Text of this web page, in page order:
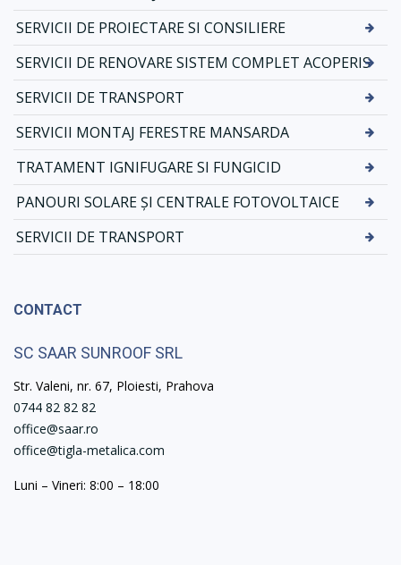
SERVICII DE PROIECTARE SI CONSILIERE
SERVICII DE RENOVARE SISTEM COMPLET ACOPERIS
SERVICII DE TRANSPORT
SERVICII MONTAJ FERESTRE MANSARDA
TRATAMENT IGNIFUGARE SI FUNGICID
PANOURI SOLARE ȘI CENTRALE FOTOVOLTAICE
SERVICII DE TRANSPORT
CONTACT
SC SAAR SUNROOF SRL
Str. Valeni, nr. 67, Ploiesti, Prahova
0744 82 82 82
office@saar.ro
office@tigla-metalica.com
Luni – Vineri: 8:00 – 18:00